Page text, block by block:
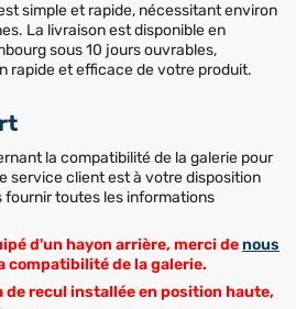
simple et rapide, nécessitant environ
La livraison est disponible en
sous 10 jours ouvrables,
rapide et efficace de votre produit.
la compatibilité de la galerie pour
service client est à votre disposition
fournir toutes les informations
d'un hayon arrière, merci denous
compatibilité de la galerie.
de recul installée en position haute,